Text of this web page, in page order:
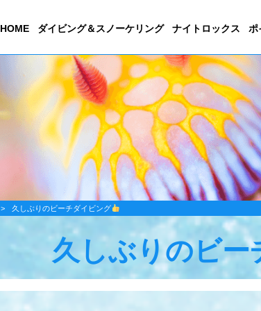
HOME ダイビング＆スノーケリング ナイトロックス ポ
> 久しぶりのビーチダイビング
久しぶりのビー